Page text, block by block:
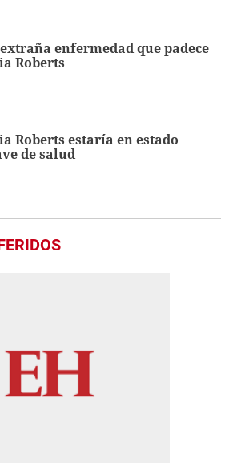
enfermedad que padece
Roberts
Roberts estaría en estado
de salud